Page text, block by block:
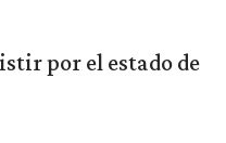
por el estado de